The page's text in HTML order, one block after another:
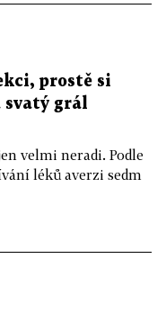
prostě si
svatý grál
velmi neradi. Podle
léků averzi sedm